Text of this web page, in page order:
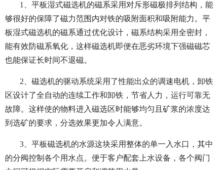
1、平板湿式磁选机的磁系采用对斥形磁极排列结构，能
够很好的保障了磁力范围内对铁的吸附面积和吸附能力。平
板湿式磁选机的磁系通过优化设计，磁系结构采用全密封，
能有效防磁系氧化，这样磁选机即便在恶劣环境下强磁磁芯
也能保证长时间不退磁。
2、磁选机的驱动系统采用了性能出众的调速电机，卸铁
区设计了全自动的连续工作和卸铁，节省人力，运行可靠无
故障。这样使的物料进入磁选区时能够均匀且矿浆的浓度达
到选矿的要求，分选效果更加令人满意。
3、平板磁选机的水源这块采用整体的单一入水口，其中
的分阀控制各个用水点。便于客户配套上水设备，各个阀门